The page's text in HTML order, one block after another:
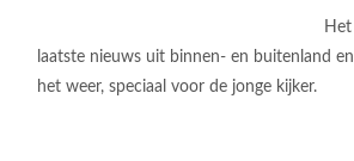
Het
laatste nieuws uit binnen- en buitenland en
het weer, speciaal voor de jonge kijker.